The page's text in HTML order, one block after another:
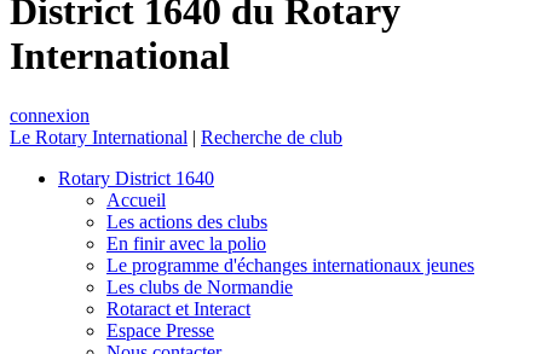
District 1640 du Rotary
International
connexion
Le Rotary International | Recherche de club
Rotary District 1640
Accueil
Les actions des clubs
En finir avec la polio
Le programme d'échanges internationaux jeunes
Les clubs de Normandie
Rotaract et Interact
Espace Presse